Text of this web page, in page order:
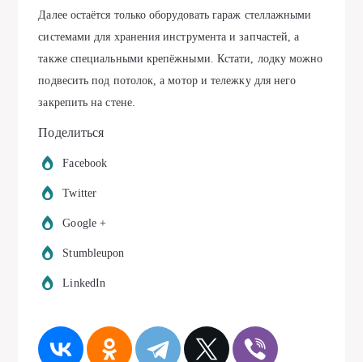
Далее остаётся только оборудовать гараж стеллажными
системами для хранения инструмента и запчастей, а
также специальными крепёжными. Кстати, лодку можно
подвесить под потолок, а мотор и тележку для него
закрепить на стене.
Поделиться
Facebook
Twitter
Google +
Stumbleupon
LinkedIn